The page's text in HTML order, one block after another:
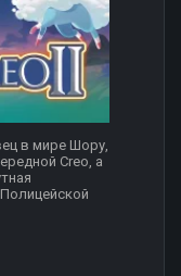
в мире Шору,
Creo, а